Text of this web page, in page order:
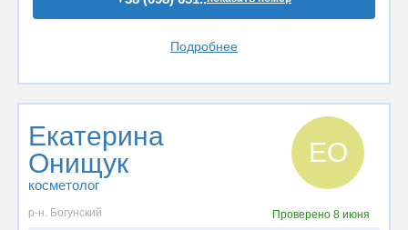
Подробнее
Екатерина
Онищук
косметолог
ЕО
р-н. Богунский Проверено8 июня